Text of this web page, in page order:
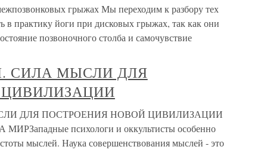
грыжах Мы переходим к разбору тех
в практику йоги при дисковых грыжах, так как они
позвоночного столба и самочувствие
СИЛА МЫСЛИ ДЛЯ
ДЛЯ ПОСТРОЕНИЯ НОВОЙ ЦИВИЛИЗАЦИИ
психологи и оккультисты особенно
мыслей. Наука совершенствования мыслей - это